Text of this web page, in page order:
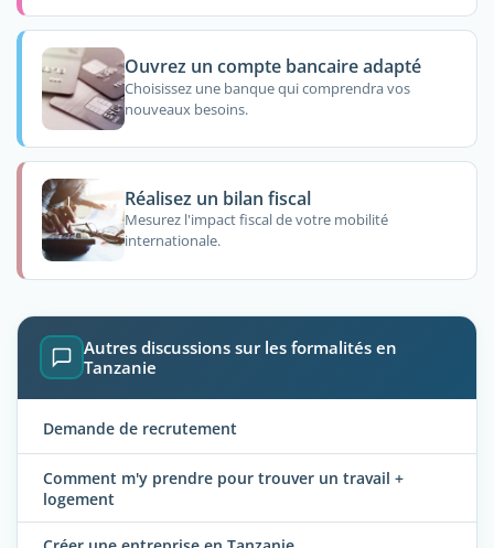
Ouvrez un compte bancaire adapté
Choisissez une banque qui comprendra vos
nouveaux besoins.
Réalisez un bilan fiscal
Mesurez l'impact fiscal de votre mobilité
internationale.
Autres discussions sur les formalités en
Tanzanie
Demande de recrutement
Comment m'y prendre pour trouver un travail +
logement